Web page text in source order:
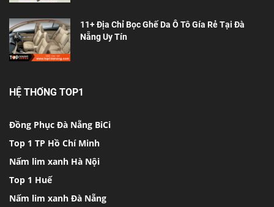
11+ Địa Chỉ Bọc Ghế Da Ô Tô Gía Rẻ Tại Đà
Nẵng Uy Tín
HỆ THỐNG TOP1
Đồng Phục Đà Nẵng BiCi
Top 1 TP Hồ Chí Minh
Nấm lim xanh Hà Nội
Top 1 Huế
Nấm lim xanh Đà Nẵng